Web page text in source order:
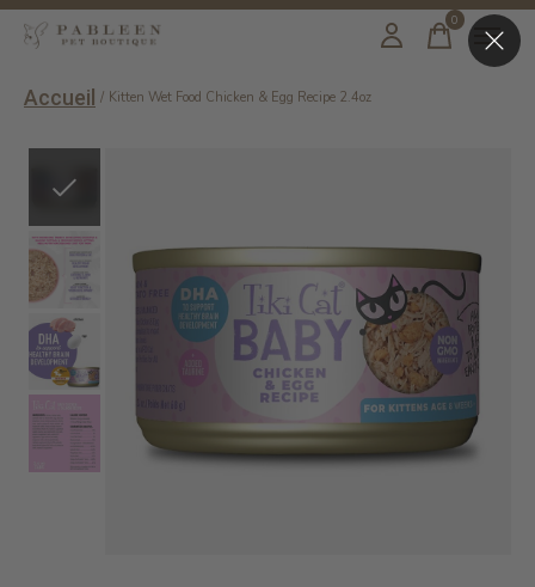
0items
Accueil / Kitten Wet Food Chicken & Egg Recipe 2.4oz